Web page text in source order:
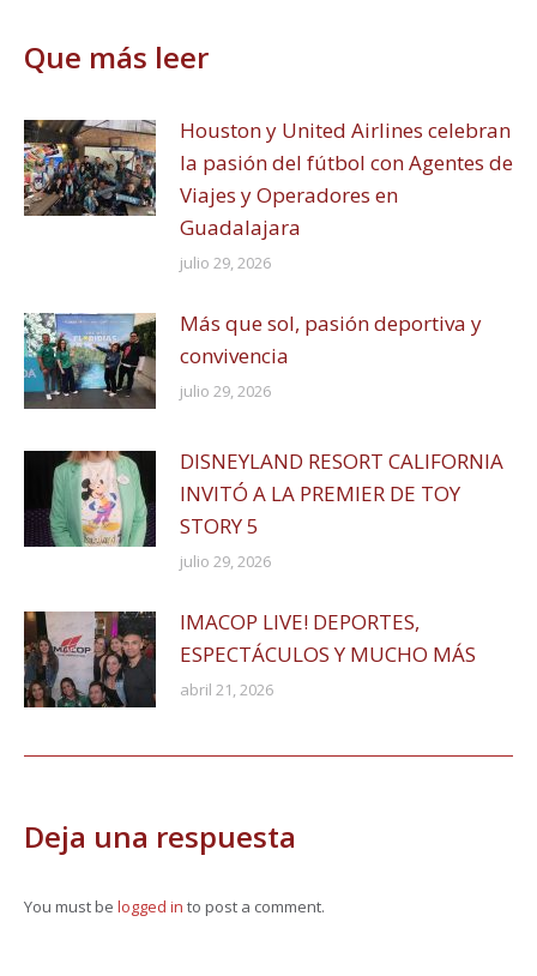
Que más leer
Houston y United Airlines celebran
la pasión del fútbol con Agentes de
Viajes y Operadores en
Guadalajara
julio 29, 2026
Más que sol, pasión deportiva y
convivencia
julio 29, 2026
DISNEYLAND RESORT CALIFORNIA
INVITÓ A LA PREMIER DE TOY
STORY 5
julio 29, 2026
IMACOP LIVE! DEPORTES,
ESPECTÁCULOS Y MUCHO MÁS
abril 21, 2026
Deja una respuesta
You must be logged in to post a comment.